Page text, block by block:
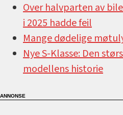
Over halvparten av
i 2025 hadde feil
Mange dødelige
Nye S-Klasse: Den
modellens historie